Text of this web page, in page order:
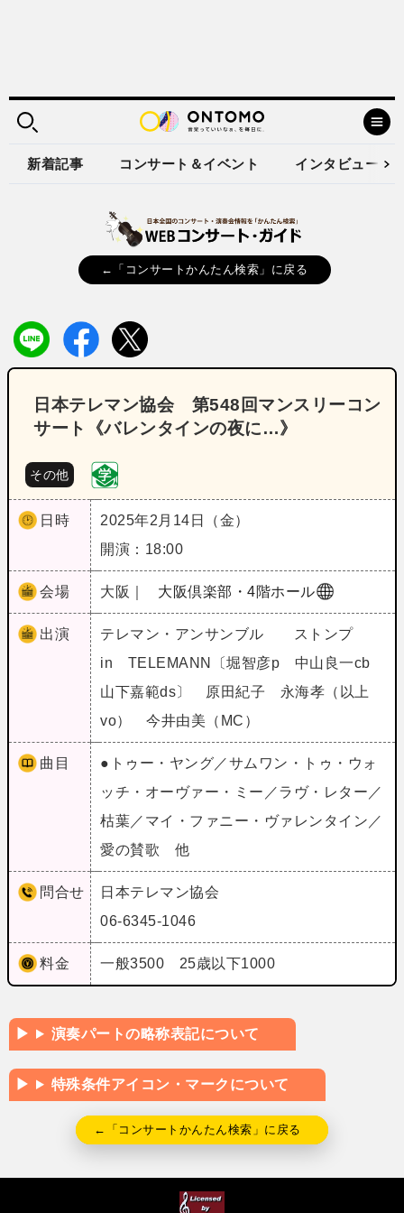
新着記事 コンサート＆イベント インタビュー
←「コンサートかんたん検索」に戻る
日本テレマン協会 第548回マンスリーコン
サート《バレンタインの夜に…》
その他
日時
2025年2月14日（金）
開演：18:00
会場 大阪｜ 大阪倶楽部・4階ホール
出演
テレマン・アンサンブル ストンプ
in TELEMANN〔堀智彦p 中山良一cb
山下嘉範ds〕 原田紀子 永海孝（以上
vo） 今井由美（MC）
曲目
●トゥー・ヤング／サムワン・トゥ・ウォ
ッチ・オーヴァー・ミー／ラヴ・レター／
枯葉／マイ・ファニー・ヴァレンタイン／
愛の賛歌 他
問合せ
日本テレマン協会
06-6345-1046
料金 一般3500 25歳以下1000
演奏パートの略称表記について
特殊条件アイコン・マークについて
←「コンサートかんたん検索」に戻る